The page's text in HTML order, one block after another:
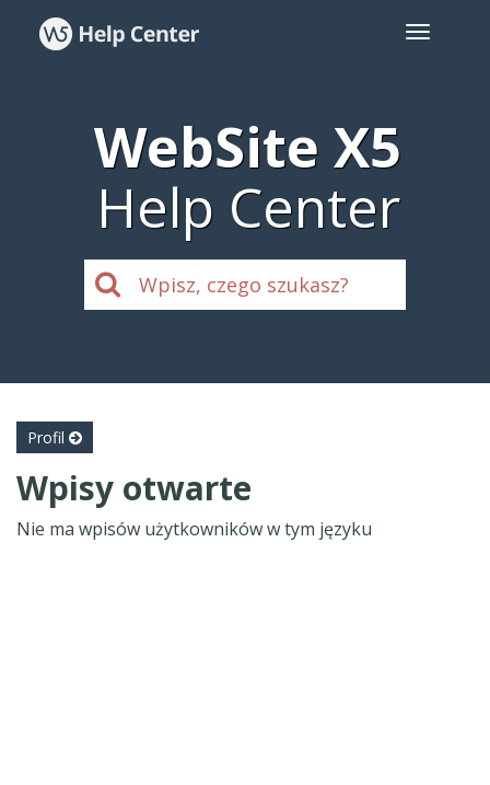
WebSite X5
Help Center
Profil
Wpisy otwarte
Nie ma wpisów użytkowników w tym języku